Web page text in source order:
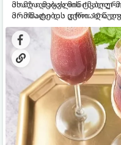
ახალი მაყვლის ტკბილ-
არომატი და ცქრიალა
დახვეწილ და
მომზადებას
მომზადების დრო: 10